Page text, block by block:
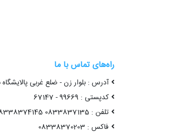
راه‌های تماس با ما
آدرس : بلوار زن - ضلع غربی
کدپستی : 99669 - 67147
تلفن : 0833837135 08338374145
فاکس : 08338370203